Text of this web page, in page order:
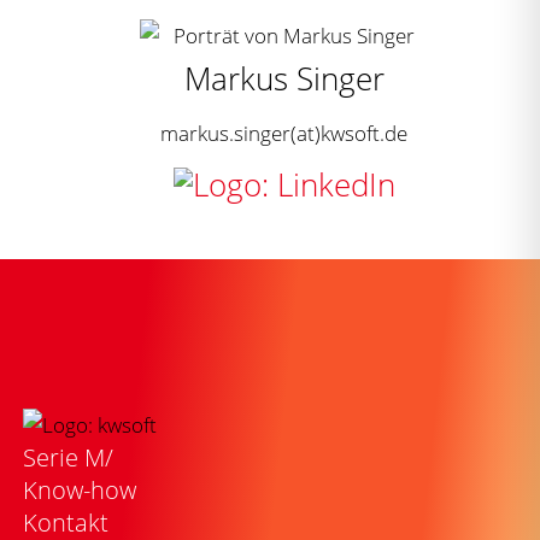
Markus Singer
markus.singer(at)kwsoft.de
Serie M/
Know-how
Kontakt